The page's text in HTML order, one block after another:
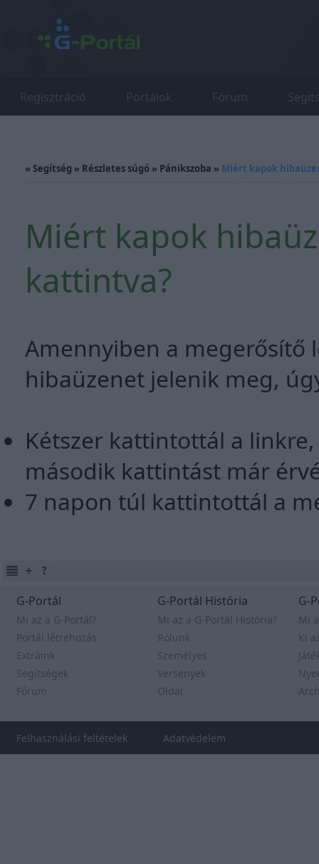
Regisztráció Portálok Fórum
» Segítség » Részletes súgó » Pánikszoba » Miért kapok
Miért kapok
kattintva?
Amennyiben a megerősítő
hibaüzenet jelenik meg,
Kétszer kattintottál a
második kattintást már
7 napon túl kattintottál a
G-Portál
Mi az a G-Portál?
Portál létrehozás
Extráink
Segítségek
Fórum
G-Portál História
Mi az a G-Portál História?
Rólunk
Személyes
Versenyek
Oldal
G-
Mi
Ki
Felhasználási feltételek Adatvédelem